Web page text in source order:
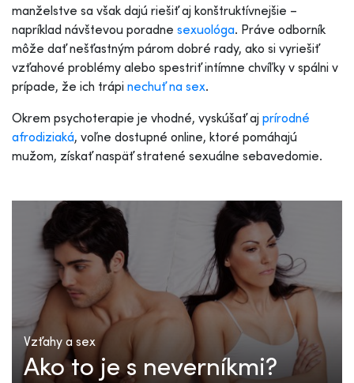
manželstve sa však dajú riešiť aj konštruktívnejšie –
napríklad návštevou poradne sexuológa. Práve odborník
môže dať nešťastným párom dobré rady, ako si vyriešiť
vzťahové problémy alebo spestriť intímne chvíľky v spálni v
prípade, že ich trápi nechuť na sex.
Okrem psychoterapie je vhodné, vyskúšať aj prírodné
afrodiziaká, voľne dostupné online, ktoré pomáhajú
mužom, získať naspäť stratené sexuálne sebavedomie.
Vzťahy a sex
Ako to je s neverníkmi?